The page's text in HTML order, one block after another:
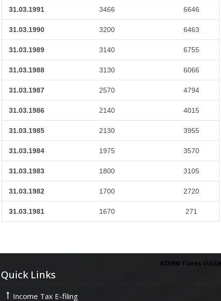
31.03.1991 3466 6646
31.03.1990 3200 6463
31.03.1989 3140 6755
31.03.1988 3130 6066
31.03.1987 2570 4794
31.03.1986 2140 4015
31.03.1985 2130 3955
31.03.1984 1975 3570
31.03.1983 1800 3105
31.03.1982 1700 2720
31.03.1981 1670 271
472490 Times
Quick Links
Income Tax E-filing